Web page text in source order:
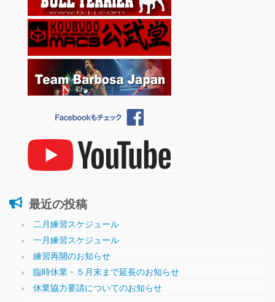
最近の投稿
二月練習スケジュール
一月練習スケジュール
練習再開のお知らせ
臨時休業・５月末まで延長のお知らせ
休業協力要請についてのお知らせ